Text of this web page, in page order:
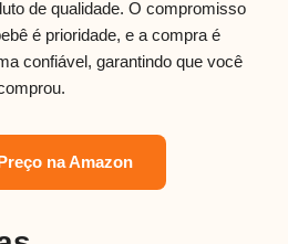
de qualidade. O compromisso
é prioridade, e a compra é
confiável, garantindo que você
na Amazon